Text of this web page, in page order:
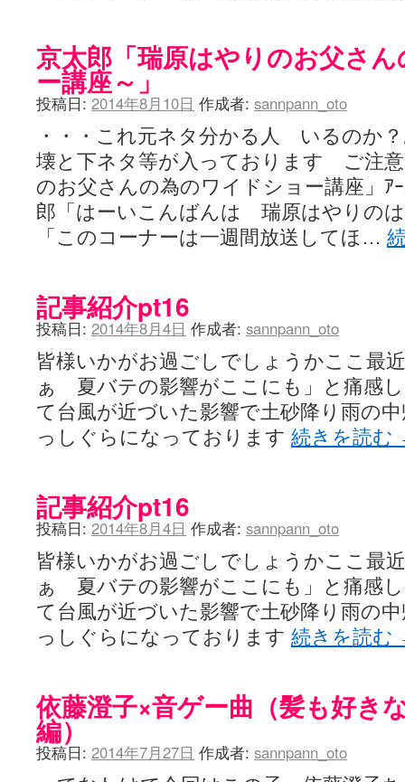
京太郎「瑞原はやりのお父さ
ー講座～」
投稿日: 2014年8月10日 作成者: sannpann_oto
・・・これ元ネタ分かる人 いるのか
壊と下ネタ等が入っております ご注
のお父さんの為のワイドショー講座」ｱｰ
郎「はーいこんばんは 瑞原はやりの
「このコーナーは一週間放送してほ…
記事紹介pt16
投稿日: 2014年8月4日 作成者: sannpann_oto
皆様いかがお過ごしでしょうかここ最
ぁ 夏バテの影響がここにも」と痛感
て台風が近づいた影響で土砂降り雨の
っしぐらになっております 続きを読む
記事紹介pt16
投稿日: 2014年8月4日 作成者: sannpann_oto
皆様いかがお過ごしでしょうかここ最
ぁ 夏バテの影響がここにも」と痛感
て台風が近づいた影響で土砂降り雨の
っしぐらになっております 続きを読む
依藤澄子×音ゲー曲（髪も好き
編）
投稿日: 2014年7月27日 作成者: sannpann_oto